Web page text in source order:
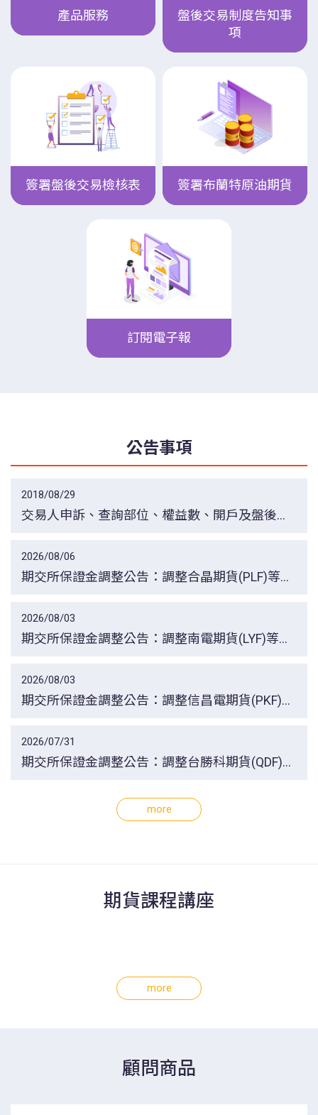
產品服務
盤後交易制度告知事
項
簽署盤後交易檢核表 簽署布蘭特原油期貨
訂閱電子報
公告事項
2018/08/29
交易人申訴、查詢部位、權益數、開戶及盤後交
2026/08/06
期交所保證金調整公告：調整合晶期貨(PLF)等保
2026/08/03
期交所保證金調整公告：調整南電期貨(LYF)等所
2026/08/03
期交所保證金調整公告：調整信昌電期貨(PKF)所
2026/07/31
期交所保證金調整公告：調整台勝科期貨(QDF)所
more
期貨課程講座
more
顧問商品